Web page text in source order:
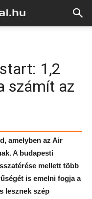
1,2
számít az
amelyben az Air
A budapesti
mellett több
is emelni fogja a
lesznek szép